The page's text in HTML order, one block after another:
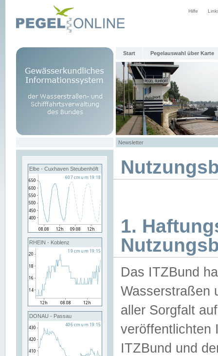
Hilfe
Start Pegelauswahl über Karte
Newsletter
Elbe - Cuxhaven Steubenhöft
RHEIN - Koblenz
DONAU - Passau
1.
Das ITZBund
Wasserstraßen
aller Sorgfalt
veröffentlichten
ITZBund und